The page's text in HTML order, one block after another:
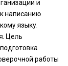
и
написанию
языку.
Цель
работы